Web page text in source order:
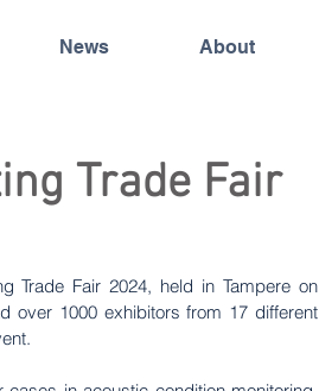
News About
Trade Fair
Trade Fair 2024, held in Tampere on
over 1000 exhibitors from 17 different